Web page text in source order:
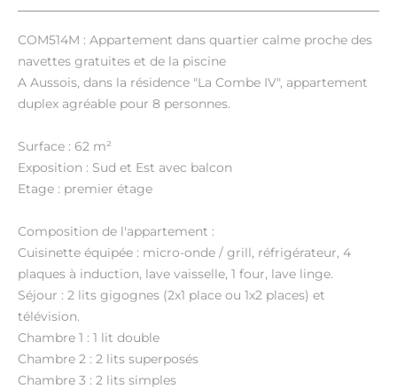
COM514M : Appartement dans quartier calme proche des
navettes gratuites et de la piscine
A Aussois, dans la résidence "La Combe IV", appartement
duplex agréable pour 8 personnes.
Surface : 62 m²
Exposition : Sud et Est avec balcon
Etage : premier étage
Composition de l'appartement :
Cuisinette équipée : micro-onde / grill, réfrigérateur, 4
plaques à induction, lave vaisselle, 1 four, lave linge.
Séjour : 2 lits gigognes (2x1 place ou 1x2 places) et
télévision.
Chambre 1 : 1 lit double
Chambre 2 : 2 lits superposés
Chambre 3 : 2 lits simples